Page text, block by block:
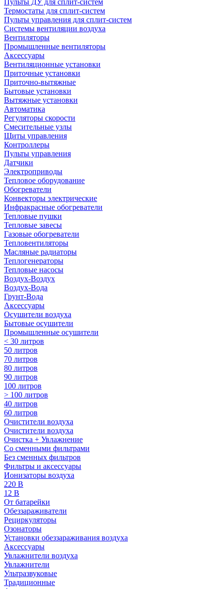
Пульты ДУ для сплит-систем
Термостаты для сплит-систем
Пульты управления для сплит-систем
Системы вентиляции воздуха
Вентиляторы
Промышленные вентиляторы
Аксессуары
Вентиляционные установки
Приточные установки
Приточно-вытяжные
Бытовые установки
Вытяжные установки
Автоматика
Регуляторы скорости
Смесительные узлы
Щиты управления
Контроллеры
Пульты управления
Датчики
Электроприводы
Тепловое оборудование
Обогреватели
Конвекторы электрические
Инфракрасные обогреватели
Тепловые пушки
Тепловые завесы
Газовые обогреватели
Тепловентиляторы
Масляные радиаторы
Теплогенераторы
Тепловые насосы
Воздух-Воздух
Воздух-Вода
Грунт-Вода
Аксессуары
Осушители воздуха
Бытовые осушители
Промышленные осушители
< 30 литров
50 литров
70 литров
80 литров
90 литров
100 литров
> 100 литров
40 литров
60 литров
Очистители воздуха
Очистители воздуха
Очистка + Увлажнение
Cо сменными фильтрами
Без сменных фильтров
Фильтры и аксессуары
Ионизаторы воздуха
220 В
12 В
От батарейки
Обеззараживатели
Рециркуляторы
Озонаторы
Установки обеззараживания воздуха
Аксессуары
Увлажнители воздуха
Увлажнители
Ультразвуковые
Традиционные